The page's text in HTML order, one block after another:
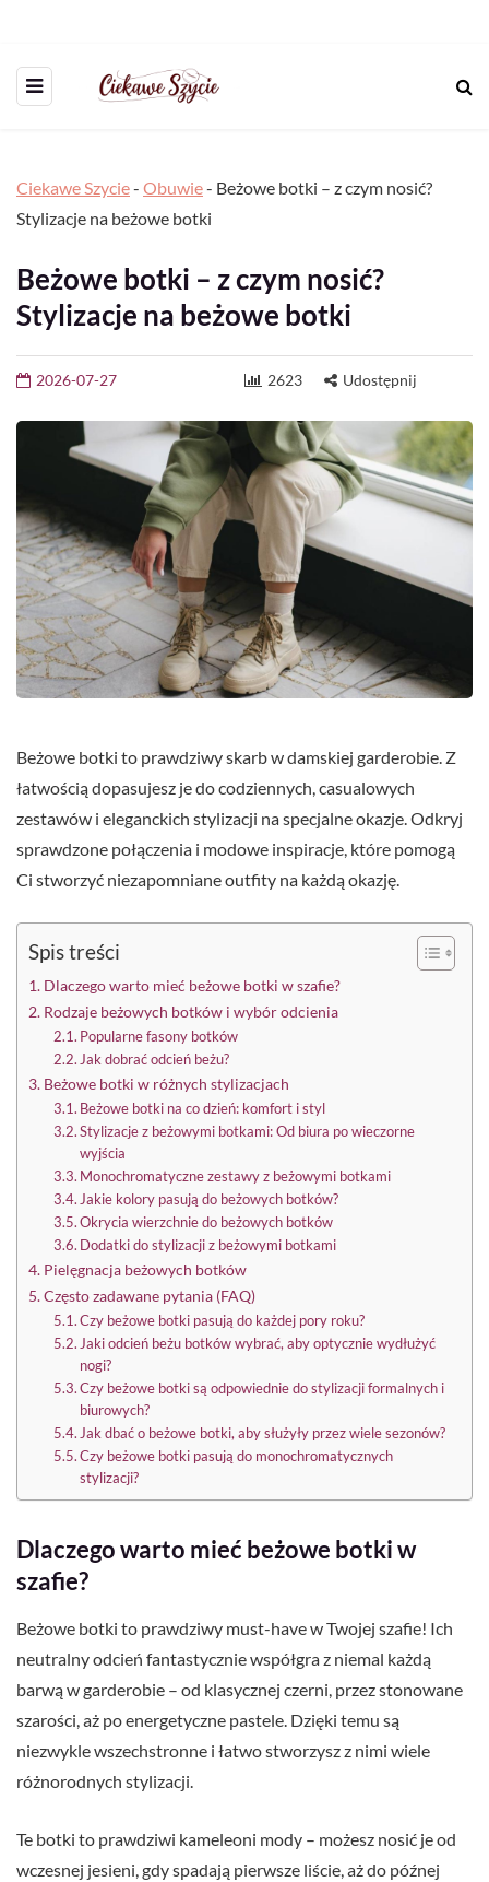
Ciekawe Szycie- Obuwie- Beżowe botki – z czym nosić?
Stylizacje na beżowe botki
Beżowe botki – z czym nosić?
Stylizacje na beżowe botki
2026-07-27 2623 Udostępnij
Beżowe botki to prawdziwy skarb w damskiej garderobie. Z
łatwością dopasujesz je do codziennych, casualowych
zestawów i eleganckich stylizacji na specjalne okazje. Odkryj
sprawdzone połączenia i modowe inspiracje, które pomogą
Ci stworzyć niezapomniane outfity na każdą okazję.
Spis treści
Dlaczego warto mieć beżowe botki w szafie?
Rodzaje beżowych botków i wybór odcienia
Popularne fasony botków
Jak dobrać odcień beżu?
Beżowe botki w różnych stylizacjach
Beżowe botki na co dzień: komfort i styl
Stylizacje z beżowymi botkami: Od biura po wieczorne
wyjścia
Monochromatyczne zestawy z beżowymi botkami
Jakie kolory pasują do beżowych botków?
Okrycia wierzchnie do beżowych botków
Dodatki do stylizacji z beżowymi botkami
Pielęgnacja beżowych botków
Często zadawane pytania (FAQ)
Czy beżowe botki pasują do każdej pory roku?
Jaki odcień beżu botków wybrać, aby optycznie wydłużyć
nogi?
Czy beżowe botki są odpowiednie do stylizacji formalnych i
biurowych?
Jak dbać o beżowe botki, aby służyły przez wiele sezonów?
Czy beżowe botki pasują do monochromatycznych
stylizacji?
Dlaczego warto mieć beżowe botki w
szafie?
Beżowe botki to prawdziwy must-have w Twojej szafie! Ich
neutralny odcień fantastycznie współgra z niemal każdą
barwą w garderobie – od klasycznej czerni, przez stonowane
szarości, aż po energetyczne pastele. Dzięki temu są
niezwykle wszechstronne i łatwo stworzysz z nimi wiele
różnorodnych stylizacji.
Te botki to prawdziwi kameleoni mody – możesz nosić je od
wczesnej jesieni, gdy spadają pierwsze liście, aż do późnej